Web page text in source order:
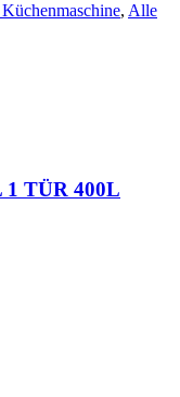
, Alle
TÜR 400L